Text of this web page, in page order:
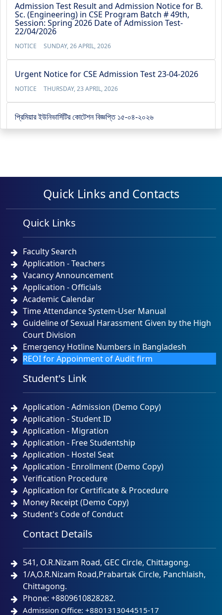
Admission Test Result and Admission Notice for B.
Sc. (Engineering) in CSE Program Batch # 49th,
Session: Spring 2026 Date of Admission Test-
22/04/2026
NOTICE SUNDAY, 26 APRIL, 2026
Urgent Notice for CSE Admission Test 23-04-2026
NOTICE THURSDAY, 23 APRIL, 2026
প্রিমিয়ার ইউনিভার্সিটির কোটেশন বিজ্ঞপ্তি ১৫-০৪-২০২৬
NOTICE WEDNESDAY, 15 APRIL, 2026
Quick Links and Contacts
Quick Links
Faculty Search
Application - Teachers
Vacancy Announcement
Application - Officials
Academic Calendar
Time Attendance System-User Manual
Guideline of Sexual Harassment Given by the High
Court Division
Emergency Hotline Numbers in Bangladesh
REOI for Appoinment of Audit firm
Student's Link
Application - Admission (Demo Copy)
Application - Student ID
Application - Migration
Application - Free Studentship
Application - Hostel Seat
Application - Enrollment (Demo Copy)
Verification Procedure
Application for Certificate & Procedure
Money Receipt (Demo Copy)
Student's Code of Conduct
Contact Details
541, O.R.Nizam Road, GEC Circle, Chittagong.
1/A,O.R.Nizam Road,Prabartak Circle, Panchlaish,
Chittagong.
Phone: +8809610828282.
Admission Office: +8801313044515-17